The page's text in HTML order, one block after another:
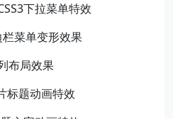
下拉菜单特效
菜单变形效果
布局效果
标题动画特效